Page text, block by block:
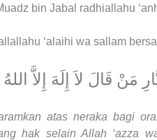
bin Jabal radhiallahu
‘alaihi wa sallam
مَنْ قَالَ لاَ إِلَهَ إِلاَّ
atas neraka bagi
hak selain Allah ‘azza